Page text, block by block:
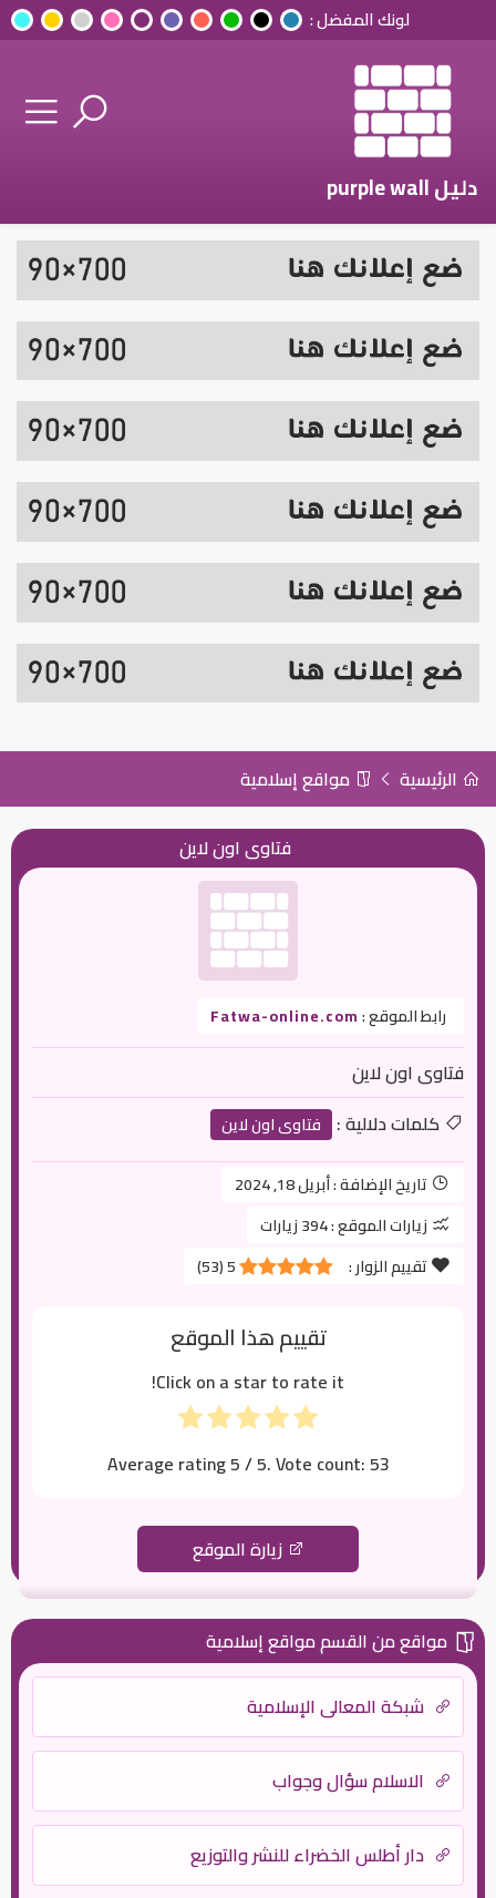
لونك المفضل :
دليل purple wall
الرئيسية مواقع إسلامية
فتاوى اون لاين
رابط الموقع :Fatwa-online.com
فتاوى اون لاين
كلمات دلالية :
فتاوى اون لاين
تاريخ الإضافة :أبريل 18, 2024
زيارات الموقع :394 زيارات
تقييم الزوار :
5
(
53
)
تقييم هذا الموقع
Click on a star to rate it!
Average rating5/ 5. Vote count:53
زيارة الموقع
مواقع من القسم مواقع إسلامية
شبكة المعالي الإسلامية
الاسلام سؤال وجواب
دار أطلس الخضراء للنشر والتوزيع